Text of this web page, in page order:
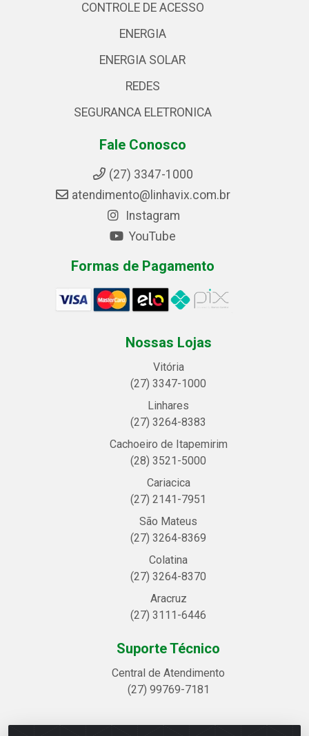
CONTROLE DE ACESSO
ENERGIA
ENERGIA SOLAR
REDES
SEGURANCA ELETRONICA
Fale Conosco
(27) 3347-1000
atendimento@linhavix.com.br
Instagram
YouTube
Formas de Pagamento
Nossas Lojas
Vitória
(27) 3347-1000
Linhares
(27) 3264-8383
Cachoeiro de Itapemirim
(28) 3521-5000
Cariacica
(27) 2141-7951
São Mateus
(27) 3264-8369
Colatina
(27) 3264-8370
Aracruz
(27) 3111-6446
Suporte Técnico
Central de Atendimento
(27) 99769-7181